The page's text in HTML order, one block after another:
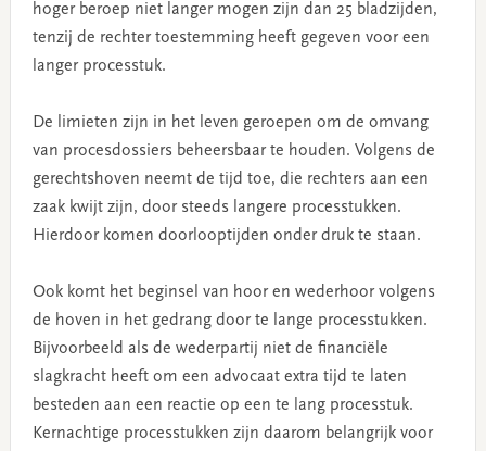
hoger beroep niet langer mogen zijn dan 25 bladzijden,
tenzij de rechter toestemming heeft gegeven voor een
langer processtuk.
De limieten zijn in het leven geroepen om de omvang
van procesdossiers beheersbaar te houden. Volgens de
gerechtshoven neemt de tijd toe, die rechters aan een
zaak kwijt zijn, door steeds langere processtukken.
Hierdoor komen doorlooptijden onder druk te staan.
Ook komt het beginsel van hoor en wederhoor volgens
de hoven in het gedrang door te lange processtukken.
Bijvoorbeeld als de wederpartij niet de financiële
slagkracht heeft om een advocaat extra tijd te laten
besteden aan een reactie op een te lang processtuk.
Kernachtige processtukken zijn daarom belangrijk voor